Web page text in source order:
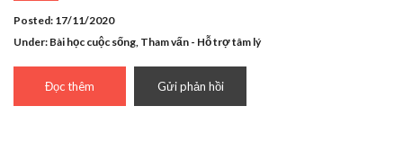
Posted: 17/11/2020
Under: Bài học cuộc sống, Tham vấn - Hỗ trợ tâm lý
Đọc thêm Gửi phản hồi